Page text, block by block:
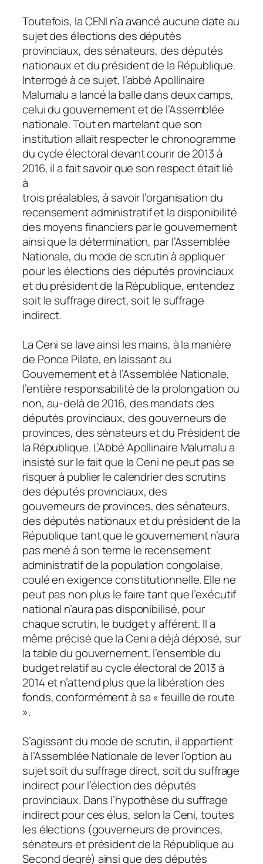
Toutefois, la CENI n’a avancé aucune date au
sujet des élections des députés
provinciaux, des sénateurs, des députés
nationaux et du président de la République.
Interrogé à ce sujet, l’abbé Apollinaire
Malumalu a lancé la balle dans deux camps,
celui du gouvernement et de l’Assemblée
nationale. Tout en martelant que son
institution allait respecter le chronogramme
du cycle électoral devant courir de 2013 à
2016, il a fait savoir que son respect était lié
à
trois préalables, à savoir l’organisation du
recensement administratif et la disponibilité
des moyens financiers par le gouvernement
ainsi que la détermination, par l’Assemblée
Nationale, du mode de scrutin à appliquer
pour les élections des députés provinciaux
et du président de la République, entendez
soit le suffrage direct, soit le suffrage
indirect.
La Ceni se lave ainsi les mains, à la manière
de Ponce Pilate, en laissant au
Gouvernement et à l’Assemblée Nationale,
l’entière responsabilité de la prolongation ou
non, au-delà de 2016, des mandats des
députés provinciaux, des gouverneurs de
provinces, des sénateurs et du Président de
la République. L’Abbé Apollinaire Malumalu a
insisté sur le fait que la Ceni ne peut pas se
risquer à publier le calendrier des scrutins
des députés provinciaux, des
gouverneurs de provinces, des sénateurs,
des députés nationaux et du président de la
République tant que le gouvernement n’aura
pas mené à son terme le recensement
administratif de la population congolaise,
coulé en exigence constitutionnelle. Elle ne
peut pas non plus le faire tant que l’exécutif
national n’aura pas disponibilisé, pour
chaque scrutin, le budget y afférent. Il a
même précisé que la Ceni a déjà déposé, sur
la table du gouvernement, l’ensemble du
budget relatif au cycle électoral de 2013 à
2014 et n’attend plus que la libération des
fonds, conformément à sa « feuille de route
».
S’agissant du mode de scrutin, il appartient
à l’Assemblée Nationale de lever l’option au
sujet soit du suffrage direct, soit du suffrage
indirect pour l’élection des députés
provinciaux. Dans l’hypothèse du suffrage
indirect pour ces élus, selon la Ceni, toutes
les élections (gouverneurs de provinces,
sénateurs et président de la République au
Second degré) ainsi que des députés